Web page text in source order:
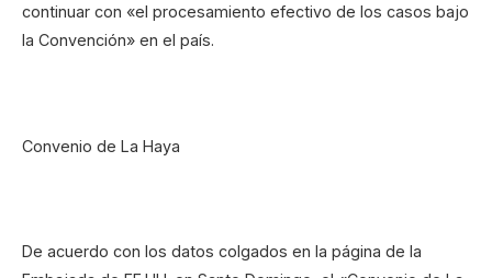
continuar con «el procesamiento efectivo de los casos bajo
la Convención» en el país.
Convenio de La Haya
De acuerdo con los datos colgados en la página de la